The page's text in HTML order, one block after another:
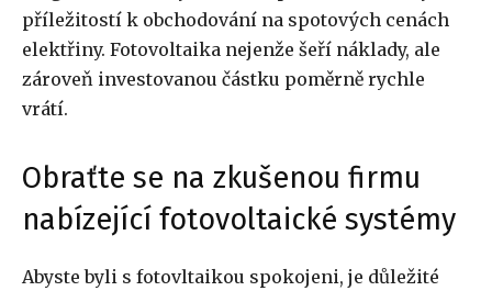
příležitostí k obchodování na spotových cenách
elektřiny. Fotovoltaika nejenže šeří náklady, ale
zároveň investovanou částku poměrně rychle
vrátí.
Obraťte se na zkušenou firmu
nabízející fotovoltaické systémy
Abyste byli s fotovltaikou spokojeni, je důležité